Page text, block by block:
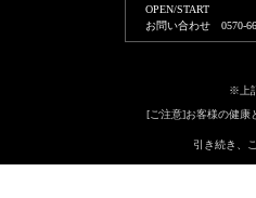
OPEN/START
お問い合わせ 0570-
※上
[ご注意]お客様の健康
引き続き、